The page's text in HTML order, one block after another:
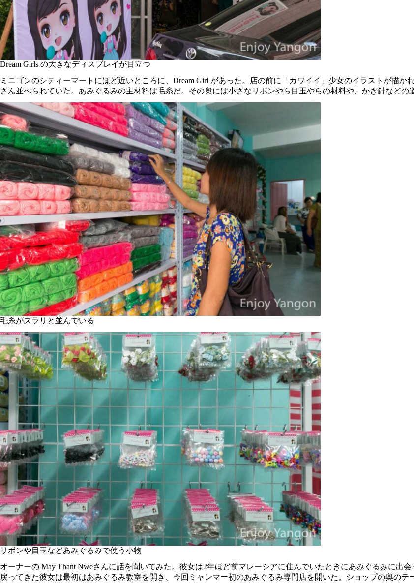
Dream Girls の大きなディスプレイが目立つ
ミニゴンのシティーマートにほど近いところに、Dream Girl があった。店の前に「カワイイ」少女のイラストが描
さん並べられていた。あみぐるみの主材料は毛糸だ。その奥には小さなリボンやら目玉やらの材料や、かぎ針などの
毛糸がズラリと並んでいる
リボンや目玉などあみぐるみで使う小物
オーナーの May Thant Nweさんに話を聞いてみた。彼女は2年ほど前マレーシアに住んでいたときにあみぐるみに出
戻ってきた彼女は最初はあみぐるみ教室を開き、今回ミャンマー初のあみぐるみ専門店を開いた。ショップの奥のテ